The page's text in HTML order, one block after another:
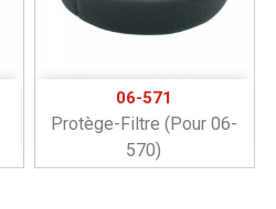
06-571
Protège-Filtre (pour 06-
570)